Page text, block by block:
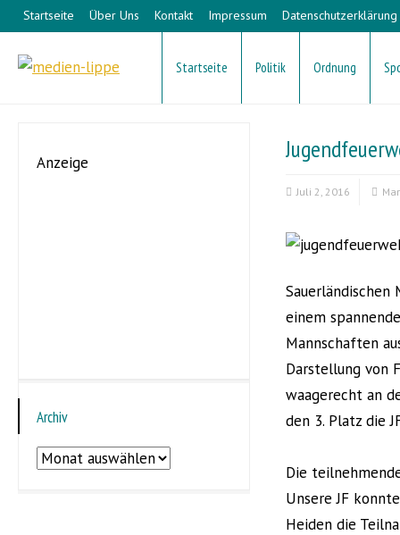
Startseite Über Uns Kontakt Impressum Datenschutzerklärung
Startseite Politik Ordnung
Juli 2, 2016
Sauerländischen
einem
Mannschaften
Darstellung von
waagerecht an
den 3. Platz die
Die
Unsere JF
Heiden die
Anzeige
Archiv
Archiv